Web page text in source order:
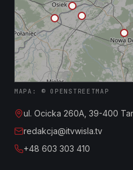
MAPA: © OPENSTREETMAP
ul. Ocicka 260A, 39-400
redakcja@itvwisla.tv
+48 603 303 410